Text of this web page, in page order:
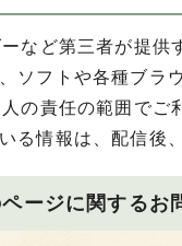
など第三者が提供
ソフトや各種ブラ
の責任の範囲でご
る情報は、配信後
ージに関するお